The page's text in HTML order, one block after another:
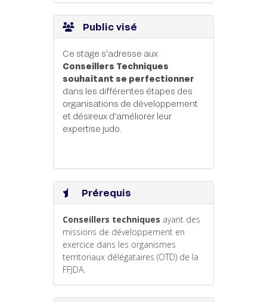
Public visé
Ce stage s'adresse aux
Conseillers Techniques
souhaitant se perfectionner
dans les différentes étapes des
organisations de développement
et désireux d'améliorer leur
expertise judo.
Prérequis
Conseillers techniques ayant des
missions de développement en
exercice dans les organismes
territoriaux délégataires (OTD) de la
FFJDA.